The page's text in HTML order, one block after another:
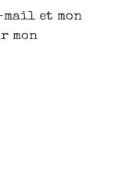
mail et mon
mon